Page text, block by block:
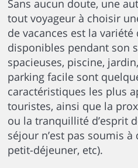
Sans aucun doute, une
tout voyageur à choisir
de vacances est la variété
disponibles pendant son
spacieuses, piscine,
parking facile sont
caractéristiques les plus
touristes, ainsi que la
ou la tranquillité d’esprit
séjour n’est pas soumis
petit-déjeuner, etc).